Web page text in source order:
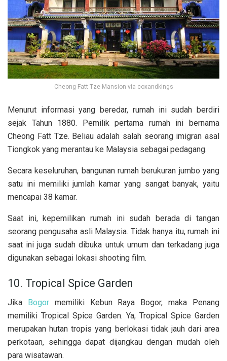
Cheong Fatt Tze Mansion via coxandkings
Menurut informasi yang beredar, rumah ini sudah berdiri
sejak Tahun 1880. Pemilik pertama rumah ini bernama
Cheong Fatt Tze. Beliau adalah salah seorang imigran asal
Tiongkok yang merantau ke Malaysia sebagai pedagang.
Secara keseluruhan, bangunan rumah berukuran jumbo yang
satu ini memiliki jumlah kamar yang sangat banyak, yaitu
mencapai 38 kamar.
Saat ini, kepemilikan rumah ini sudah berada di tangan
seorang pengusaha asli Malaysia. Tidak hanya itu, rumah ini
saat ini juga sudah dibuka untuk umum dan terkadang juga
digunakan sebagai lokasi shooting film.
10. Tropical Spice Garden
Jika Bogormemiliki Kebun Raya Bogor, maka Penang
memiliki Tropical Spice Garden. Ya, Tropical Spice Garden
merupakan hutan tropis yang berlokasi tidak jauh dari area
perkotaan, sehingga dapat dijangkau dengan mudah oleh
para wisatawan.